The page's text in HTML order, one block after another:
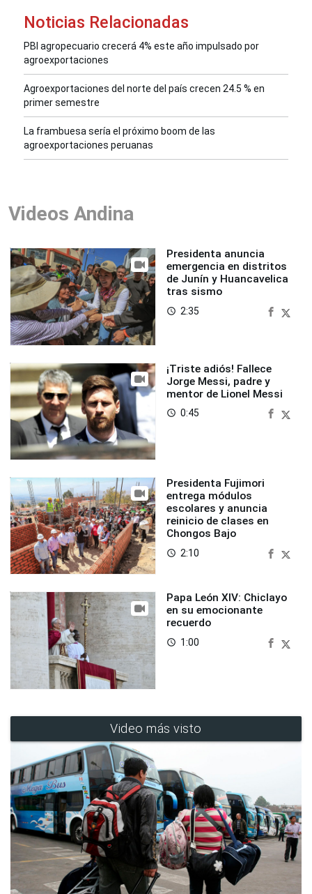
Noticias Relacionadas
PBI agropecuario crecerá 4% este año impulsado por
agroexportaciones
Agroexportaciones del norte del país crecen 24.5 % en
primer semestre
La frambuesa sería el próximo boom de las
agroexportaciones peruanas
Videos Andina
Presidenta anuncia
emergencia en distritos
de Junín y Huancavelica
tras sismo
access_time 2:35
¡Triste adiós! Fallece
Jorge Messi, padre y
mentor de Lionel Messi
access_time 0:45
Presidenta Fujimori
entrega módulos
escolares y anuncia
reinicio de clases en
Chongos Bajo
access_time 2:10
Papa León XIV: Chiclayo
en su emocionante
recuerdo
access_time 1:00
Video más visto